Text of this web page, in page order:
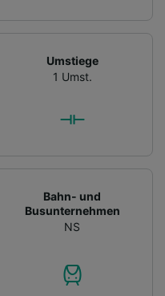
Umstiege
1 Umst.
Bahn- und
Busunternehmen
NS